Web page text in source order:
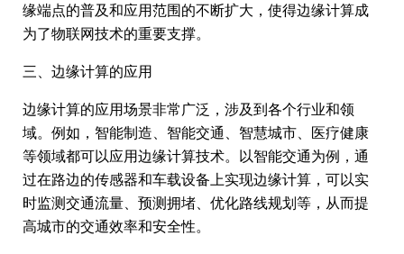
缘端点的普及和应用范围的不断扩大，使得边缘计算成
为了物联网技术的重要支撑。
三、边缘计算的应用
边缘计算的应用场景非常广泛，涉及到各个行业和领
域。例如，智能制造、智能交通、智慧城市、医疗健康
等领域都可以应用边缘计算技术。以智能交通为例，通
过在路边的传感器和车载设备上实现边缘计算，可以实
时监测交通流量、预测拥堵、优化路线规划等，从而提
高城市的交通效率和安全性。